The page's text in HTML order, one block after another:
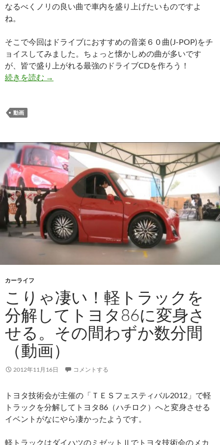
なるべくノリの良い曲で車内を盛り上げたいものですよ
ね。
そこで今回はドライブにおすすめの音楽６０曲(J-POP)をチ
ョイスしてみました。ちょっと懐かしめの曲が多いです
が、皆で盛り上がれる最強のドライブCDを作ろう！
続きを読む →
動画
カーライフ
こりゃ凄い！軽トラックを
分解してトヨタ86に変身さ
せる。その間わずか数分間
（動画）
2012年11月16日 コメントする
トヨタ技術会が主催の「ＴＥＳフェスティバル2012」で軽
トラックを分解してトヨタ86（ハチロク）へと変身させる
イベントがなにやら凄かったようです。
軽トラックはダイハツのミゼットⅡでトヨタ技術会のメカ